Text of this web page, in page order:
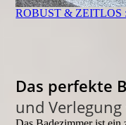
ROBUST & ZEITLOS
Das perfekte
und